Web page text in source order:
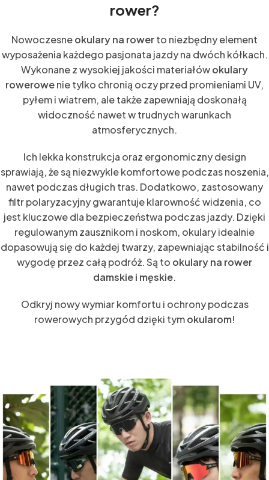
rower?
Nowoczesneokulary na rowerto niezbędny element
wyposażenia każdego pasjonata jazdy na dwóch kółkach.
Wykonane z wysokiej jakości materiałówokulary
rowerowenie tylko chronią oczy przed promieniami UV,
pyłem i wiatrem, ale także zapewniają doskonałą
widoczność nawet w trudnych warunkach
atmosferycznych.
Ich lekka konstrukcja oraz ergonomiczny design
sprawiają, że są niezwykle komfortowe podczas noszenia,
nawet podczas długich tras. Dodatkowo, zastosowany
filtr polaryzacyjny gwarantuje klarowność widzenia, co
jest kluczowe dla bezpieczeństwa podczas jazdy. Dzięki
regulowanym zausznikom i noskom, okulary idealnie
dopasowują się do każdej twarzy, zapewniając stabilność i
wygodę przez całą podróż. Są to okulary na rower
damskie i męskie.
Odkryj nowy wymiar komfortu i ochrony podczas
rowerowych przygód dzięki tymokularom!